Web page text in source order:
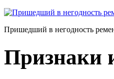
Пришедший в негодность
Признаки